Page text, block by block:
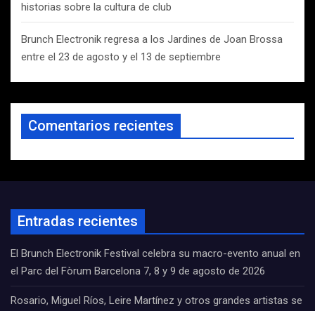
historias sobre la cultura de club
Brunch Electronik regresa a los Jardines de Joan Brossa
entre el 23 de agosto y el 13 de septiembre
Comentarios recientes
Entradas recientes
El Brunch Electronik Festival celebra su macro-evento anual en
el Parc del Fòrum Barcelona 7, 8 y 9 de agosto de 2026
Rosario, Miguel Ríos, Leire Martínez y otros grandes artistas se